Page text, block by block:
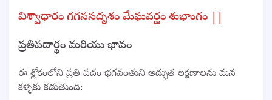
విశ్వాధారం గగనసదృశం మేఘవర్ణం శుభాంగం ||
ప్రతిపదార్థం మరియు భావం
ఈ శ్లోకంలోని ప్రతి పదం భగవంతుని అద్భుత లక్షణాలను మన
కళ్ళకు కడుతుంది: